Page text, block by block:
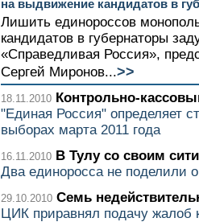
на выдвижение кандидатов в
Лишить единороссов
кандидатов в губернаторы
«Справедливая Россия»,
Сергей Миронов...>>
18.11.2010 Контрольно-
"Единая Россия" определяет
выборах марта 2011 года
16.11.2010 В Тулу со своим
Два единоросса не поделили
29.10.2010 Семь
ЦИК приравнял подачу жалоб